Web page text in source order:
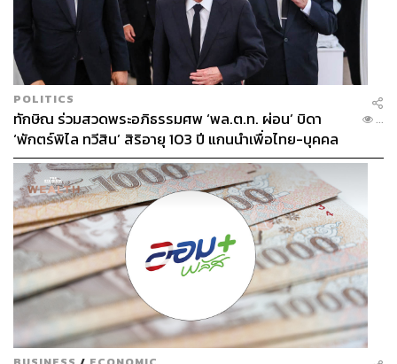
POLITICS
ทักษิณ ร่วมสวดพระอภิธรรมศพ ‘พล.ต.ท. ผ่อน’ บิดา
‘พักตร์พิไล ทวีสิน’ สิริอายุ 103 ปี แกนนำเพื่อไทย-บุคคล
หลากวงการร่วมอาลัย
...